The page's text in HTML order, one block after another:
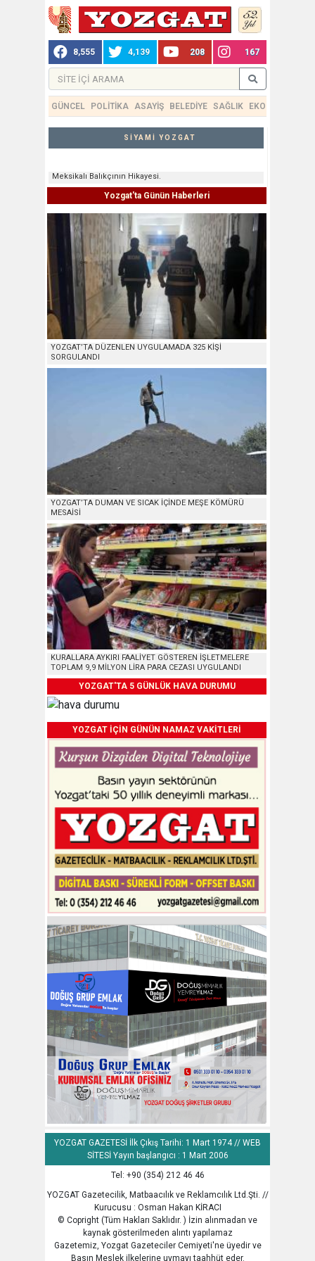
8,555 4,139 208 167
GÜNCEL POLİTİKA ASAYİŞ BELEDİYE SAĞLIK EKONOMİ
SİYAMİ YOZGAT
Meksikalı Balıkçının Hikayesi.
Yozgat'ta Günün Haberleri
YOZGAT’TA DÜZENLEN UYGULAMADA 325 KİŞİ
SORGULANDI
YOZGAT’TA DUMAN VE SICAK İÇİNDE MEŞE KÖMÜRÜ
MESAİSİ
KURALLARA AYKIRI FAALİYET GÖSTEREN İŞLETMELERE
TOPLAM 9,9 MİLYON LİRA PARA CEZASI UYGULANDI
YOZGAT'TA 5 GÜNLÜK HAVA DURUMU
YOZGAT İÇİN GÜNÜN NAMAZ VAKİTLERİ
YOZGAT GAZETESİ İlk Çıkış Tarihi: 1 Mart 1974 // WEB
SİTESİ Yayın başlangıcı : 1 Mart 2006
Tel: +90 (354) 212 46 46
YOZGAT Gazetecilik, Matbaacılık ve Reklamcılık Ltd.Şti. //
Kurucusu : Osman Hakan KİRACI
© Copright (Tüm Hakları Saklıdır. ) İzin alınmadan ve
kaynak gösterilmeden alıntı yapılamaz
Gazetemiz, Yozgat Gazeteciler Cemiyeti'ne üyedir ve
Basın Meslek ilkelerine uymayı taahhüt eder.